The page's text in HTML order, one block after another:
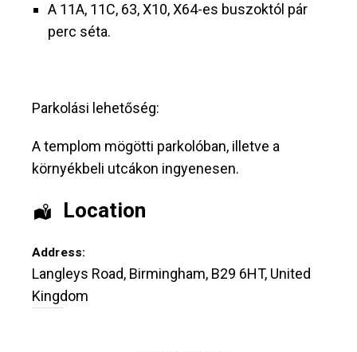
A 11A, 11C, 63, X10, X64-es buszoktól pár
perc séta.
Parkolási lehetőség:
A templom mögötti parkolóban, illetve a
környékbeli utcákon ingyenesen.
Location
Address:
Langleys Road, Birmingham, B29 6HT, United
Kingdom